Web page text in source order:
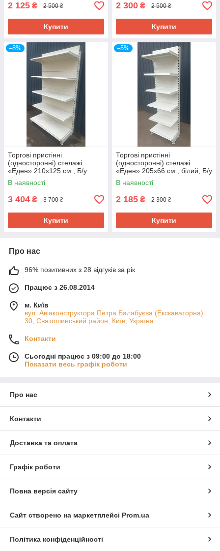
2 125 ₴ 2 500 ₴
Купити
2 300 ₴ 2 500 ₴
Купити
–8%
Торгові пристінні
(односторонні) стелажі
«Еден» 210х125 см., Б/у
В наявності
3 404 ₴ 3 700 ₴
Купити
–5%
Торгові пристінні
(односторонні) стелажі
«Еден» 205х66 см., білий, Б/у
В наявності
2 185 ₴ 2 300 ₴
Купити
Про нас
96% позитивних з 28 відгуків за рік
Працює з 26.08.2014
м. Київ
вул. Авіаконструктора Петра Балабуєва (Екскаваторна)
30, Святошинський район, Київ, Україна
Контакти
Сьогодні працює з 09:00 до 18:00
Показати весь графік роботи
Про нас
Контакти
Доставка та оплата
Графік роботи
Повна версія сайту
Сайт створено на маркетплейсі Prom.ua
Політика конфіденційності